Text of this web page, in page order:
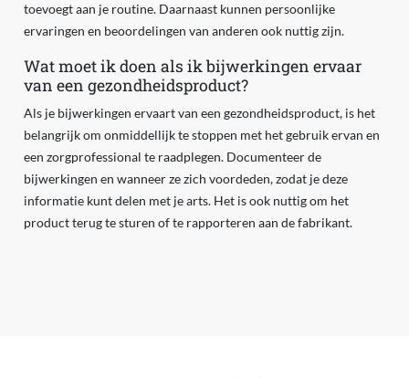
toevoegt aan je routine. Daarnaast kunnen persoonlijke
ervaringen en beoordelingen van anderen ook nuttig zijn.
Wat moet ik doen als ik bijwerkingen ervaar
van een gezondheidsproduct?
Als je bijwerkingen ervaart van een gezondheidsproduct, is het
belangrijk om onmiddellijk te stoppen met het gebruik ervan en
een zorgprofessional te raadplegen. Documenteer de
bijwerkingen en wanneer ze zich voordeden, zodat je deze
informatie kunt delen met je arts. Het is ook nuttig om het
product terug te sturen of te rapporteren aan de fabrikant.